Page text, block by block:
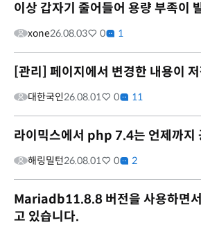
이상 갑자기 줄어들어 용량 부족이
xone26.08.03 0 1
[관리] 페이지에서 변경한 내용이
대한국인26.08.01 0 11
라이믹스에서 php 7.4는 언제까지
해링밀턴26.08.01 0 2
Mariadb11.8.8 버전을 사용하면
고 있습니다.